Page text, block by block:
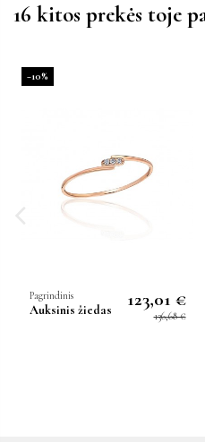
16 kitos prekės toje
−10%
Pagrindinis
Auksinis žiedas
123,01 €
136,68 €